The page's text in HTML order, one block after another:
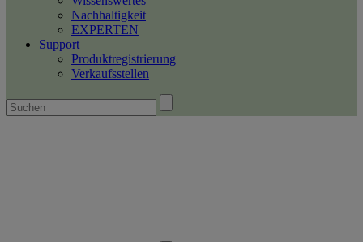
Nachhaltigkeit
EXPERTEN
Support
Produktregistrierung
Verkaufsstellen